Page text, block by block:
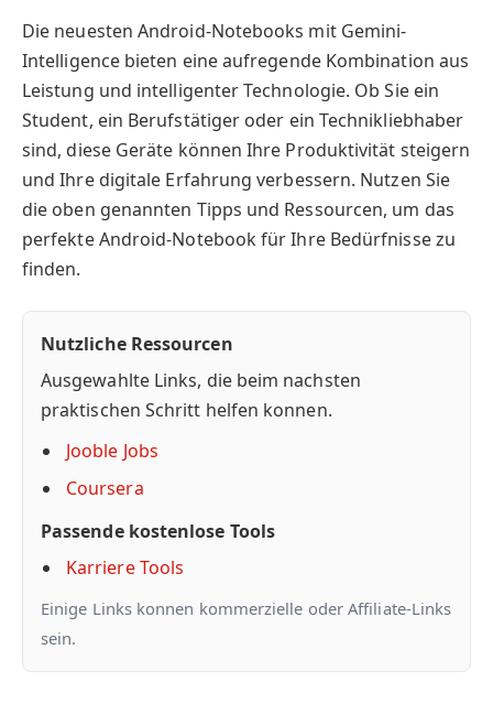
Die neuesten Android-Notebooks mit Gemini-
Intelligence bieten eine aufregende Kombination aus
Leistung und intelligenter Technologie. Ob Sie ein
Student, ein Berufstätiger oder ein Technikliebhaber
sind, diese Geräte können Ihre Produktivität steigern
und Ihre digitale Erfahrung verbessern. Nutzen Sie
die oben genannten Tipps und Ressourcen, um das
perfekte Android-Notebook für Ihre Bedürfnisse zu
finden.
Nutzliche Ressourcen
Ausgewahlte Links, die beim nachsten
praktischen Schritt helfen konnen.
Jooble Jobs
Coursera
Passende kostenlose Tools
Karriere Tools
Einige Links konnen kommerzielle oder Affiliate-Links
sein.